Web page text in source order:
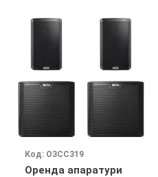
Код: ОЗСС319
Оренда апаратури